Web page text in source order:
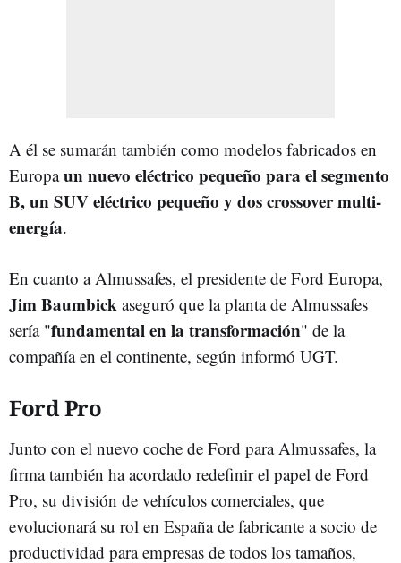
A él se sumarán también como modelos fabricados en
Europaun nuevo eléctrico pequeño para el segmento
B, un SUV eléctrico pequeño y dos crossover multi-
energía.
En cuanto a Almussafes, el presidente de Ford Europa,
Jim Baumbick aseguró que la planta de Almussafes
sería "fundamental en la transformación" de la
compañía en el continente, según informó UGT.
Ford Pro
Junto con el nuevo coche de Ford para Almussafes, la
firma también ha acordado redefinir el papel de Ford
Pro, su división de vehículos comerciales, que
evolucionará su rol en España de fabricante a socio de
productividad para empresas de todos los tamaños,